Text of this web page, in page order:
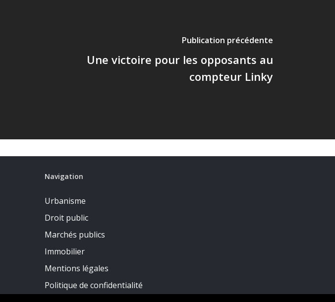
Publication précédente
Une victoire pour les opposants au
compteur Linky
Navigation
Urbanisme
Droit public
Marchés publics
Immobilier
Mentions légales
Politique de confidentialité